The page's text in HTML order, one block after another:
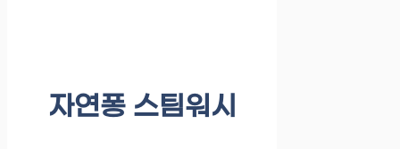
자연퐁 스팀워시